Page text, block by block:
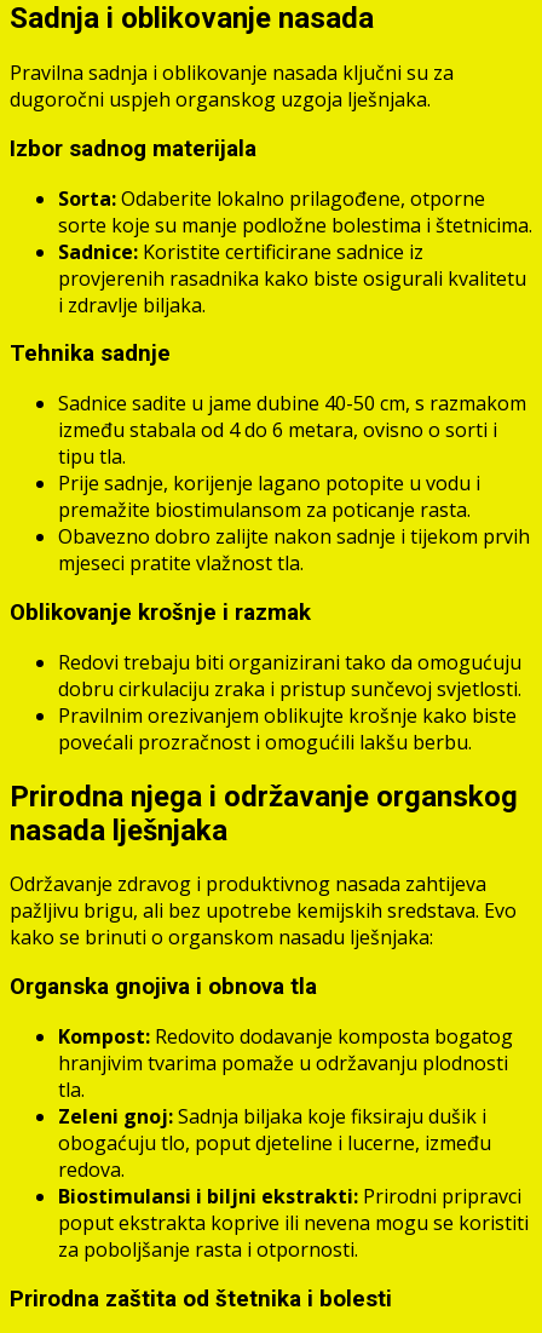
Sadnja i oblikovanje nasada
Pravilna sadnja i oblikovanje nasada ključni su za
dugoročni uspjeh organskog uzgoja lješnjaka.
Izbor sadnog materijala
Sorta:Odaberite lokalno prilagođene, otporne
sorte koje su manje podložne bolestima i štetnicima.
Sadnice: Koristite certificirane sadnice iz
provjerenih rasadnika kako biste osigurali kvalitetu
i zdravlje biljaka.
Tehnika sadnje
Sadnice sadite u jame dubine 40-50 cm, s razmakom
između stabala od 4 do 6 metara, ovisno o sorti i
tipu tla.
Prije sadnje, korijenje lagano potopite u vodu i
premažite biostimulansom za poticanje rasta.
Obavezno dobro zalijte nakon sadnje i tijekom prvih
mjeseci pratite vlažnost tla.
Oblikovanje krošnje i razmak
Redovi trebaju biti organizirani tako da omogućuju
dobru cirkulaciju zraka i pristup sunčevoj svjetlosti.
Pravilnim orezivanjem oblikujte krošnje kako biste
povećali prozračnost i omogućili lakšu berbu.
Prirodna njega i održavanje organskog
nasada lješnjaka
Održavanje zdravog i produktivnog nasada zahtijeva
pažljivu brigu, ali bez upotrebe kemijskih sredstava. Evo
kako se brinuti o organskom nasadu lješnjaka:
Organska gnojiva i obnova tla
Kompost: Redovito dodavanje komposta bogatog
hranjivim tvarima pomaže u održavanju plodnosti
tla.
Zeleni gnoj:Sadnja biljaka koje fiksiraju dušik i
obogaćuju tlo, poput djeteline i lucerne, između
redova.
Biostimulansi i biljni ekstrakti: Prirodni pripravci
poput ekstrakta koprive ili nevena mogu se koristiti
za poboljšanje rasta i otpornosti.
Prirodna zaštita od štetnika i bolesti